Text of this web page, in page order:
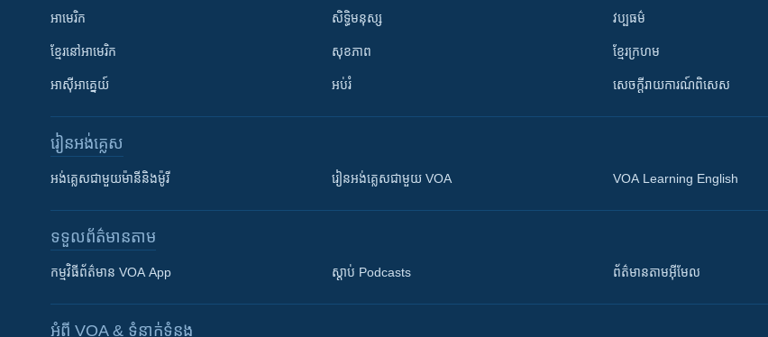
អាមេរិក
ខ្មែរ​នៅអាមេរិក
អាស៊ីអាគ្នេយ៍
សិទ្ធិមនុស្ស
សុខភាព
អប់រំ
វប្បធម៌
ខ្មែរក្រហម
សេចក្តីរាយការណ៍ពិសេស
រៀន​​អង់គ្លេស
អង់គ្លេស​ជាមួយ​ម៉ានី​និង​ម៉ូរី រៀន​​​​​​អង់គ្លេស​​ជាមួយ VOA VOA Learning English
ទទួល​ព័ត៌មាន​តាម
កម្មវិធី​ព័ត៌មាន VOA App ស្តាប់ Podcasts ព័ត៌មាន​តាម​អ៊ីមែល
អំពី​ VOA & ទំនាក់ទំនង